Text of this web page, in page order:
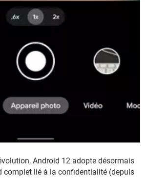
Android 12 adopte désormais
complet lié à la confidentialité (depuis